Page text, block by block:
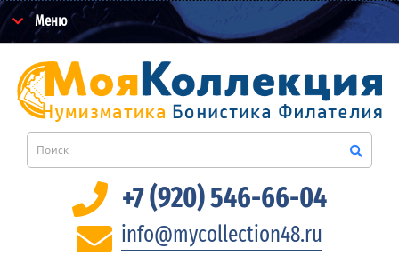
Меню
+7 (920) 546-66-04
info@mycollection48.ru